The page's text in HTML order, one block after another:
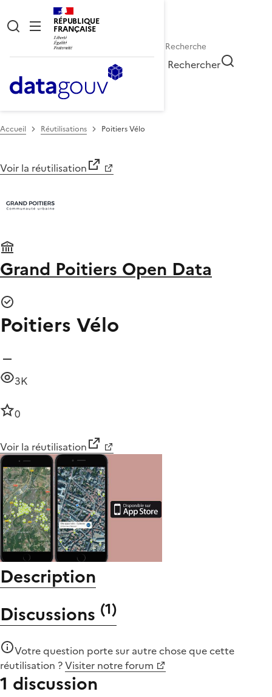
RÉPUBLIQUE
FRANÇAISE
Rechercher
Accueil Réutilisations Poitiers Vélo
Voir la réutilisation
Grand Poitiers Open Data
Poitiers Vélo
3K
0
Voir la réutilisation
Description
Discussions (1)
Votre question porte sur autre chose quecette
réutilisation ?Visiter notre forum
1 discussion